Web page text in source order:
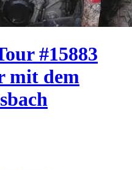
#15883
mit dem